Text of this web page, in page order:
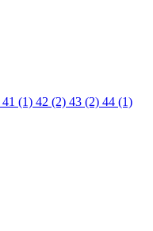
41 (1) 42 (2) 43 (2) 44 (1)